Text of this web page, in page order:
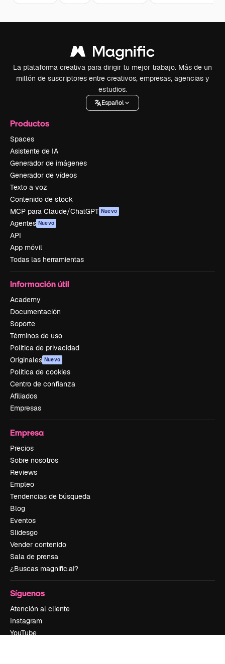
La plataforma creativa para dirigir tu mejor trabajo. Más de un
millón de suscriptores entre creativos, empresas, agencias y
estudios.
Español
Productos
Spaces
Asistente de IA
Generador de imágenes
Generador de vídeos
Texto a voz
Contenido de stock
MCP para Claude/ChatGPT Nuevo
Agentes Nuevo
API
App móvil
Todas las herramientas
Información útil
Academy
Documentación
Soporte
Términos de uso
Política de privacidad
Originales Nuevo
Política de cookies
Centro de confianza
Afiliados
Empresas
Empresa
Precios
Sobre nosotros
Reviews
Empleo
Tendencias de búsqueda
Blog
Eventos
Slidesgo
Vender contenido
Sala de prensa
¿Buscas magnific.ai?
Síguenos
Atención al cliente
Instagram
YouTube